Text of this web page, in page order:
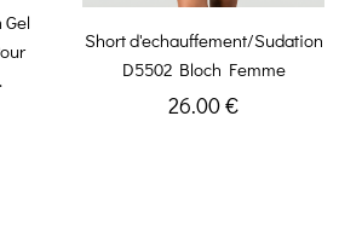
Short d'echauffement/Sudation
D5502 Bloch Femme
26.00 €